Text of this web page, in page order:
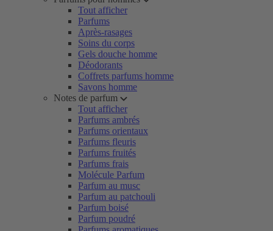
Tout afficher
Parfums
Après-rasages
Soins du corps
Gels douche homme
Déodorants
Coffrets parfums homme
Savons homme
Notes de parfum
Tout afficher
Parfums ambrés
Parfums orientaux
Parfums fleuris
Parfums fruités
Parfums frais
Molécule Parfum
Parfum au musc
Parfum au patchouli
Parfum boisé
Parfum poudré